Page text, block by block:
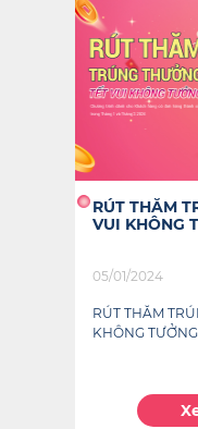
MOVI XÓA
MỌI NHÀ
01/01/2022
MOVI XÓA ÂU